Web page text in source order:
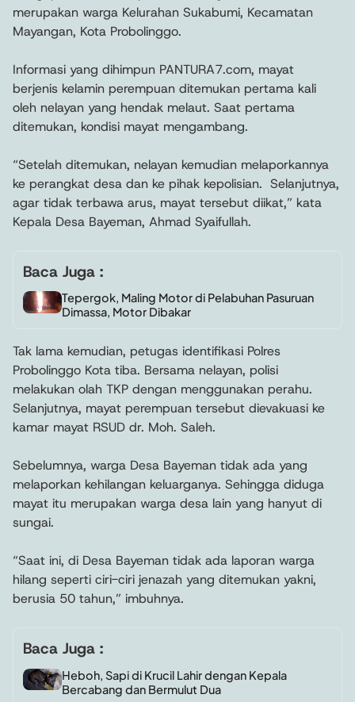
merupakan warga Kelurahan Sukabumi, Kecamatan
Mayangan, Kota Probolinggo.
Informasi yang dihimpun PANTURA7.com, mayat
berjenis kelamin perempuan ditemukan pertama kali
oleh nelayan yang hendak melaut. Saat pertama
ditemukan, kondisi mayat mengambang.
“Setelah ditemukan, nelayan kemudian melaporkannya
ke perangkat desa dan ke pihak kepolisian. Selanjutnya,
agar tidak terbawa arus, mayat tersebut diikat,” kata
Kepala Desa Bayeman, Ahmad Syaifullah.
Baca Juga :
Tepergok, Maling Motor di Pelabuhan Pasuruan
Dimassa, Motor Dibakar
Tak lama kemudian, petugas identifikasi Polres
Probolinggo Kota tiba. Bersama nelayan, polisi
melakukan olah TKP dengan menggunakan perahu.
Selanjutnya, mayat perempuan tersebut dievakuasi ke
kamar mayat RSUD dr. Moh. Saleh.
Sebelumnya, warga Desa Bayeman tidak ada yang
melaporkan kehilangan keluarganya. Sehingga diduga
mayat itu merupakan warga desa lain yang hanyut di
sungai.
“Saat ini, di Desa Bayeman tidak ada laporan warga
hilang seperti ciri-ciri jenazah yang ditemukan yakni,
berusia 50 tahun,” imbuhnya.
Baca Juga :
Heboh, Sapi di Krucil Lahir dengan Kepala
Bercabang dan Bermulut Dua